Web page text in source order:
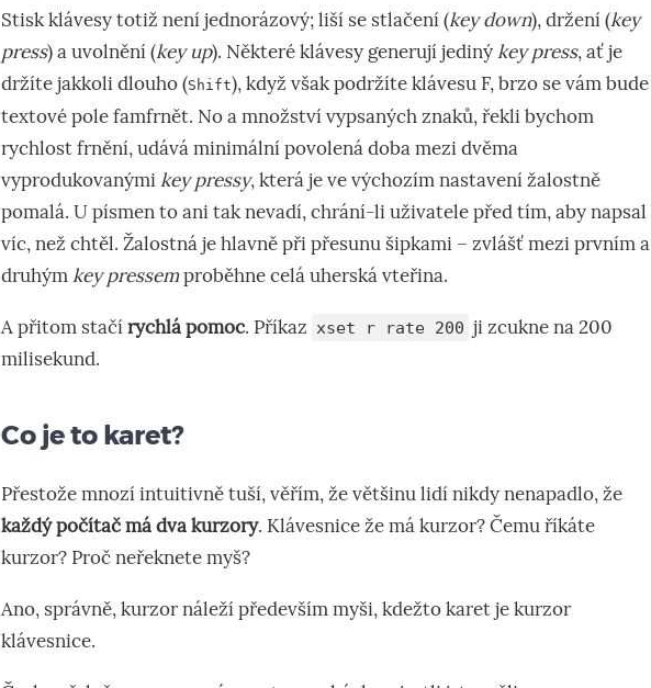
Stisk klávesy totiž není jednorázový; liší se stlačení (key down), držení (key
press) a uvolnění (key up). Některé klávesy generují jedinýkey press, ať je
držíte jakkoli dlouho (Shift), když však podržíte klávesu F, brzo se vám bude
textové pole famfrnět. No a množství vypsaných znaků, řekli bychom
rychlost frnění, udává minimální povolená doba mezi dvěma
vyprodukovanýmikey pressy, která je ve výchozím nastavení žalostně
pomalá. U písmen to ani tak nevadí, chrání-li uživatele před tím, aby napsal
víc, než chtěl. Žalostná je hlavně při přesunu šipkami – zvlášť mezi prvním a
druhýmkey pressemproběhne celá uherská vteřina.
A přitom stačírychlá pomoc. Příkaz xset r rate 200 ji zcukne na 200
milisekund.
Co je to karet?
Přestože mnozí intuitivně tuší, věřím, že většinu lidí nikdy nenapadlo, že
každý počítač má dva kurzory. Klávesnice že má kurzor? Čemu říkáte
kurzor? Proč neřeknete myš?
Ano, správně, kurzor náleží především myši, kdežto karet je kurzor
klávesnice.